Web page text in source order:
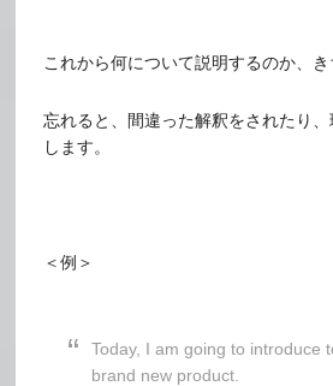
これから何について説明するのか、き
忘れると、間違った解釈をされたり
します。
＜例＞
Today, I am going to introduce
brand new product.